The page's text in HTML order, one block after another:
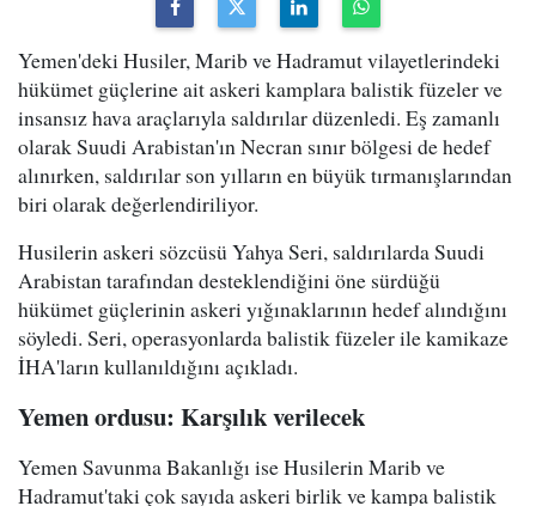
Yemen'deki Husiler, Marib ve Hadramut vilayetlerindeki
hükümet güçlerine ait askeri kamplara balistik füzeler ve
insansız hava araçlarıyla saldırılar düzenledi. Eş zamanlı
olarak Suudi Arabistan'ın Necran sınır bölgesi de hedef
alınırken, saldırılar son yılların en büyük tırmanışlarından
biri olarak değerlendiriliyor.
Husilerin askeri sözcüsü Yahya Seri, saldırılarda Suudi
Arabistan tarafından desteklendiğini öne sürdüğü
hükümet güçlerinin askeri yığınaklarının hedef alındığını
söyledi. Seri, operasyonlarda balistik füzeler ile kamikaze
İHA'ların kullanıldığını açıkladı.
Yemen ordusu: Karşılık verilecek
Yemen Savunma Bakanlığı ise Husilerin Marib ve
Hadramut'taki çok sayıda askeri birlik ve kampa balistik